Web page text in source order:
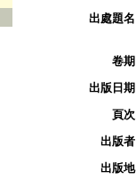
出處題名
卷期
出版日期
頁次
出版者
出版地